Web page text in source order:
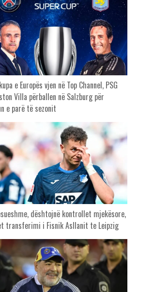
e Europës vjen në Top Channel, PSG
Villa përballen në Salzburg për
e parë të sezonit
dështojnë kontrollet mjekësore,
transferimi i Fisnik Asllanit te Leipzig